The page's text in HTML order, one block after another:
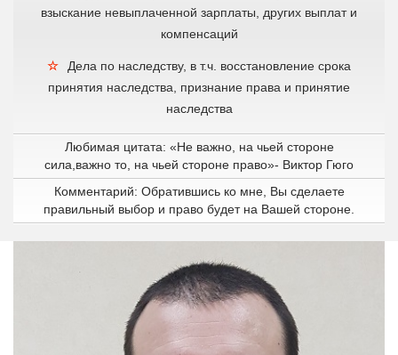
взыскание невыплаченной зарплаты, других выплат и
компенсаций
Дела по наследству, в т.ч. восстановление срока
принятия наследства, признание права и принятие
наследства
Любимая цитата: «Не важно, на чьей стороне
сила,важно то, на чьей стороне право»- Виктор Гюго
Комментарий: Обратившись ко мне, Вы сделаете
правильный выбор и право будет на Вашей стороне.